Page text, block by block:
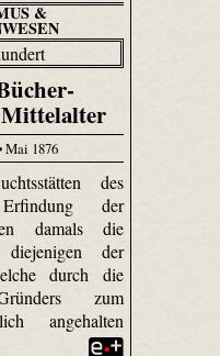
&
Mittelalter
Mai 1876
des
der
damals die
diejenigen der
durch die
zum
angehalten